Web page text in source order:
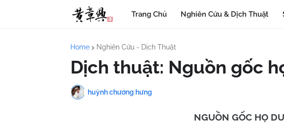
Trang Chủ Nghiên Cứu & Dịch Thuật
Home Nghiên Cứu - Dịch Thuật
Dịch thuật: Nguồn gốc
huỳnh chương hưng
NGUỒN GỐC HỌ